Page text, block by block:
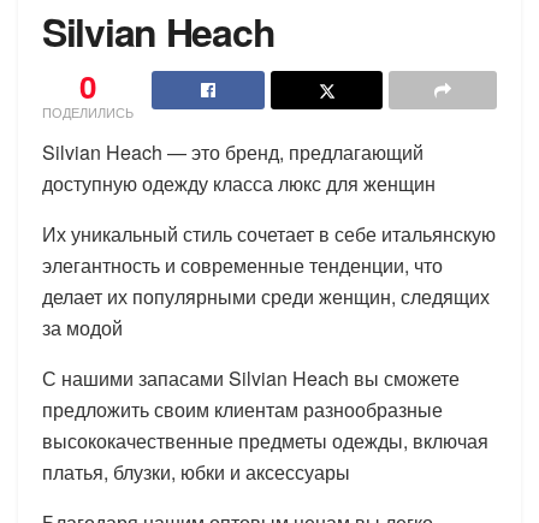
Silvian Heach
0
ПОДЕЛИЛИСЬ
Silvian Heach — это бренд, предлагающий
доступную одежду класса люкс для женщин
Их уникальный стиль сочетает в себе итальянскую
элегантность и современные тенденции, что
делает их популярными среди женщин, следящих
за модой
С нашими запасами Silvian Heach вы сможете
предложить своим клиентам разнообразные
высококачественные предметы одежды, включая
платья, блузки, юбки и аксессуары